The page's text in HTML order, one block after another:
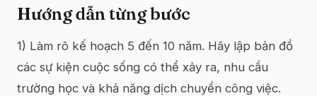
Hướng dẫn từng bước
1) Làm rõ kế hoạch 5 đến 10 năm. Hãy lập bản đồ
các sự kiện cuộc sống có thể xảy ra, nhu cầu
trường học và khả năng dịch chuyển công việc.